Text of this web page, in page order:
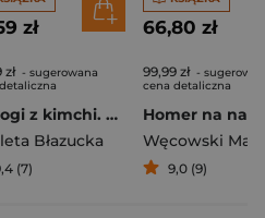
zł
- sugerowana
Pierogi z kimchi. Moje ulubione azjatyckie przepisy
Błazucka
(7)
66,80 zł
99,99 zł -
cena detaliczna
Węcowski
9,0 (9)